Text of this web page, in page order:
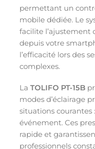
permettant un
mobile dédiée. Le
facilite l’ajustement
depuis votre
l’efficacité lors des
complexes.
La TOLIFO PT-15B
modes d’éclairage
situations
événement. Ces
rapide et
professionnels